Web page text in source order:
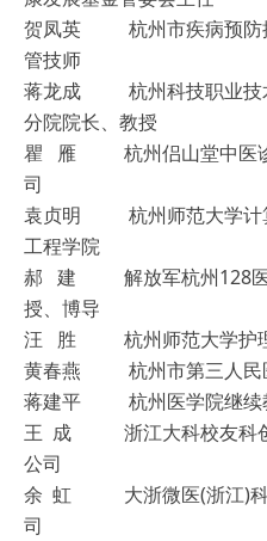
贺凤英 杭州市疾病预防
管技师
蒋龙成 杭州科技职业技
分院院长、教授
瞿 雁 杭州侣山堂中医
司
袁贞明 杭州师范大学计
工程学院
郝 建 解放军杭州128医
授、博导
汪 胜 杭州师范大学护
黄春燕 杭州市第三人民
蒋建平 杭州医学院继续
王 成 浙江大科校友科
公司
余 虹 大浙微医(浙江)科
司